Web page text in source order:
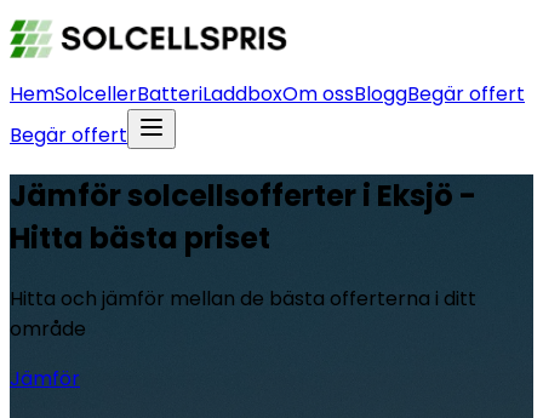
HemSolcellerBatteriLaddboxOm ossBloggBegär offert
Begär offert
Jämför solcellsofferter i Eksjö -
Hitta bästa priset
Hitta och jämför mellan de bästa offerterna i ditt
område
Jämför